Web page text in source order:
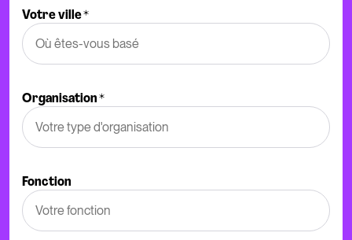
Votre ville*
Organisation*
Fonction